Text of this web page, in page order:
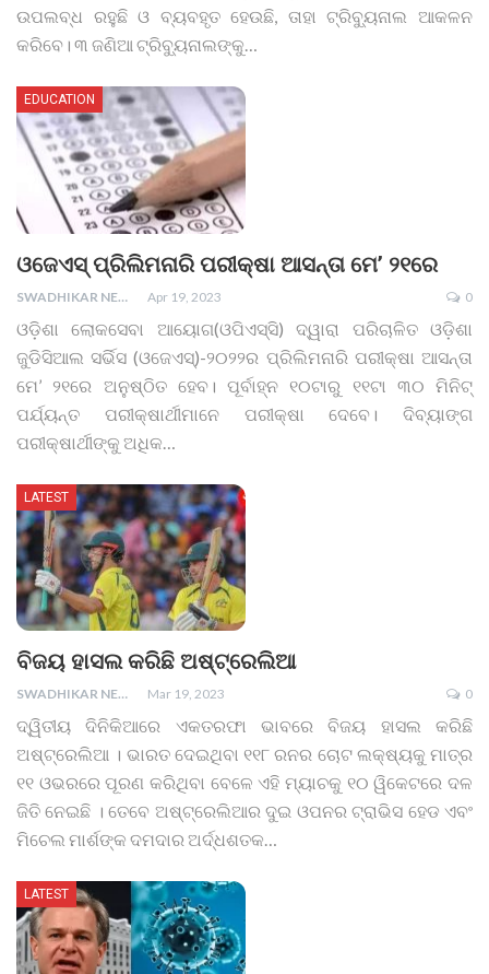
ଉପଲବ୍ଧ ରହୁଛି ଓ ବ୍ୟବହୃତ ହେଉଛି, ତାହା ଟ୍ରିବ୍ୟୁନାଲ ଆକଳନ
କରିବେ। ୩ ଜଣିଆ ଟ୍ରିବ୍ୟୁନାଲଙ୍କୁ…
EDUCATION
ଓଜେଏସ୍‌ ପ୍ରିଲିମନାରି ପରୀକ୍ଷା ଆସନ୍ତା ମେ’ ୨୧ରେ
SWADHIKAR NEWS Apr 19, 2023 0
ଓଡ଼ିଶା ଲୋକସେବା ଆୟୋଗ(ଓପିଏସ୍‌ସି) ଦ୍ୱାରା ପରିଚାଳିତ ଓଡ଼ିଶା
ଜୁଡିସିଆଲ ସର୍ଭିସ (ଓଜେଏସ୍‌)-୨୦୨୨ର ପ୍ରିଲିମନାରି ପରୀକ୍ଷା ଆସନ୍ତା
ମେ’ ୨୧ରେ ଅନୁଷ୍ଠିତ ହେବ। ପୂର୍ବାହ୍ନ ୧୦ଟାରୁ ୧୧ଟା ୩୦ ମିନିଟ୍‌
ପର୍ଯ୍ୟନ୍ତ ପରୀକ୍ଷାର୍ଥୀମାନେ ପରୀକ୍ଷା ଦେବେ। ଦିବ୍ୟାଙ୍ଗ
ପରୀକ୍ଷାର୍ଥୀଙ୍କୁ ଅଧିକ
LATEST
ବିଜୟ ହାସଲ କରିଛି ଅଷ୍ଟ୍ରେଲିଆ
SWADHIKAR NEWS Mar 19, 2023 0
ଦ୍ୱିତୀୟ ଦିନିକିଆରେ ଏକତରଫା ଭାବରେ ବିଜୟ ହାସଲ କରିଛି
ଅଷ୍ଟ୍ରେଲିଆ । ଭାରତ ଦେଇଥିବା ୧୧୮ ରନର ଚୋଟ ଲକ୍ଷ୍ୟକୁ ମାତ୍ର
୧୧ ଓଭରରେ ପୂରଣ କରିଥିବା ବେଳେ ଏହି ମ୍ୟାଚକୁ ୧୦ ୱିକେଟରେ ଦଳ
ଜିତି ନେଇଛି । ତେବେ ଅଷ୍ଟ୍ରେଲିଆର ଦୁଇ ଓପନର ଟ୍ରାଭିସ ହେଡ ଏବଂ
ମିଚେଲ ମାର୍ଶଙ୍କ ଦମଦାର ଅର୍ଦ୍ଧଶତକ…
LATEST